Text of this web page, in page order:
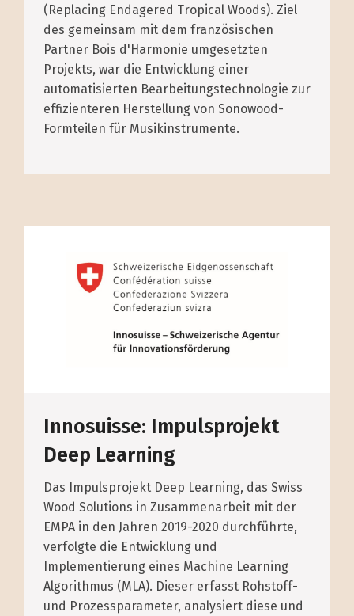
(Replacing Endagered Tropical Woods). Ziel
des gemeinsam mit dem französischen
Partner Bois d'Harmonie umgesetzten
Projekts, war die Entwicklung einer
automatisierten Bearbeitungstechnologie zur
effizienteren Herstellung von Sonowood-
Formteilen für Musikinstrumente.
Innosuisse: Impulsprojekt
Deep Learning
Das Impulsprojekt Deep Learning, das Swiss
Wood Solutions in Zusammenarbeit mit der
EMPA in den Jahren 2019-2020 durchführte,
verfolgte die Entwicklung und
Implementierung eines Machine Learning
Algorithmus (MLA). Dieser erfasst Rohstoff-
und Prozessparameter, analysiert diese und